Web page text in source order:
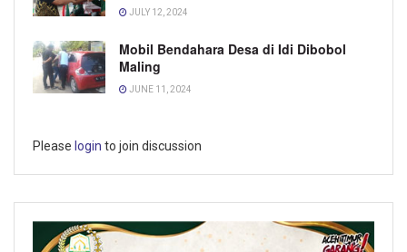
JULY 12, 2024
Mobil Bendahara Desa di Idi Dibobol
Maling
JUNE 11, 2024
Please login to join discussion